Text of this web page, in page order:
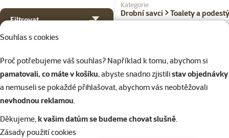
Souhlas s cookies
Proč potřebujeme váš souhlas? Například k tomu, abychom si
pamatovali, co máte v košíku, abyste snadno zjistilistav objednávky
a nemuseli se pokaždé přihlašovat, abychom vás neobtěžovali
nevhodnou reklamou.
Děkujeme,k vašim datům se budeme chovat slušně.
Zásady použití cookies
Filtrovat
Kategorie
Drobní savci > Toalety a
Seřadit
Kost sépiová
World s
Hodnocení